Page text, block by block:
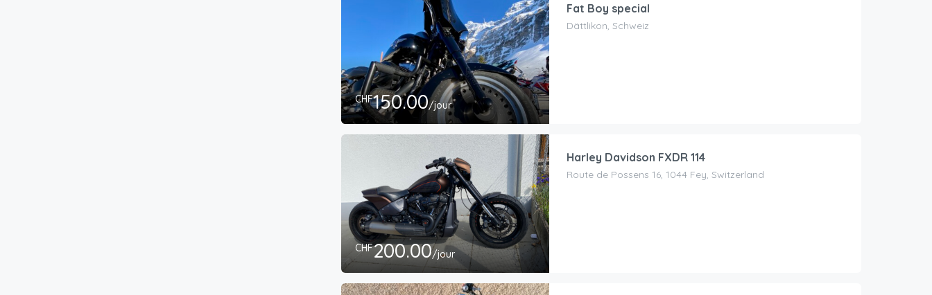
CHF150.00/jour
Fat Boy special
Dättlikon, Schweiz
CHF200.00/jour
Harley Davidson FXDR 114
Route de Possens 16, 1044 Fey, Switzerland